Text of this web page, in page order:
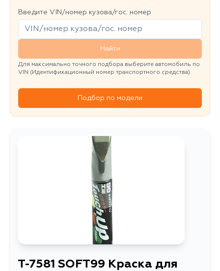
Введите VIN/номер кузова/гос. номер
Найти
Для максимально точного подбора выберите автомобиль по
VIN (Идентификационный номер транспортного средства).
Подбор по модели
T-7581 SOFT99 Краска для